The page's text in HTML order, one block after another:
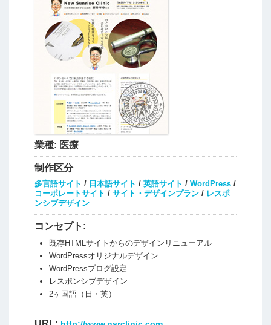
業種: 医療
制作区分
多言語サイト / 日本語サイト / 英語サイト / WordPress/
コーポレートサイト / サイト・デザインプラン/ レスポ
ンシブデザイン
コンセプト:
既存HTMLサイトからのデザインリニューアル
WordPressオリジナルデザイン
WordPressブログ設定
レスポンシブデザイン
2ヶ国語（日・英）